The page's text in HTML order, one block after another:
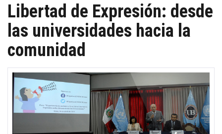
Libertad de Expresión: desde
las universidades hacia la
comunidad